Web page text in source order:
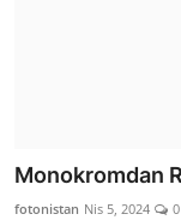
Monokromdan
fotonistan Nis 5, 2024 0